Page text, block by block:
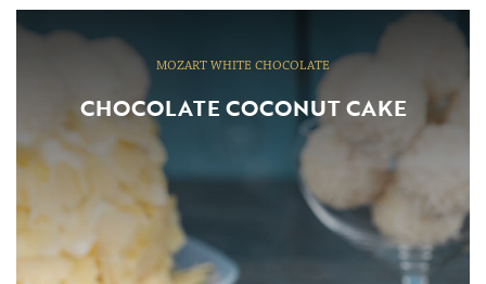
MOZART WHITE CHOCOLATE
CHOCOLATE COCONUT CAKE